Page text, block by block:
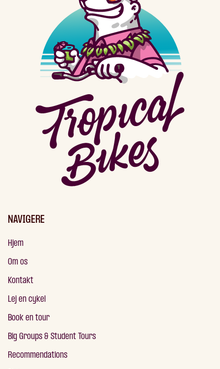
NAVIGERE
Hjem
Om os
Kontakt
Lej en cykel
Book en tour
Big Groups & Student Tours
Recommendations